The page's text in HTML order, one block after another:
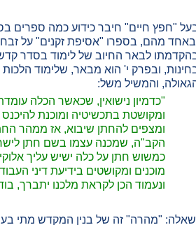
"חפץ חיים" חיבר כידוע כמה ספרים
מהם, בספרו "אסיפת זקנים" על
לבאר החיוב של לימוד בסדר
ובפרק י' הוא מבאר, שלימוד
והמשיל משל:
"כדמיון נישואין, שכאשר הכלה
ומקושטת בתכשיטיה ומוכנת להיכנס
ומצפים להחתן שיבוא, אז ממהר
הקב"ה, שמכנה עצמו בשם חתן
כמשוש חתן על כלה ישיש עליך
מוכנים ומקושטים בידיעת דיני
ונעמוד הכן לקראת מלכנו יתברך,
"מהרה" זה של בנין המקדש מתי